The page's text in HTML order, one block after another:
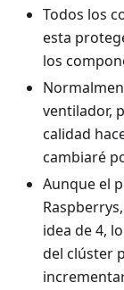
Todos los
esta
los
ventilador,
calidad
cambiaré
Aunque el
idea de 4,
del clúster